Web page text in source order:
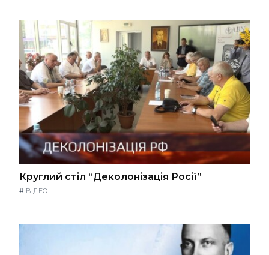
Круглий стіл “Деколонізація Росії”
# ВІДЕО